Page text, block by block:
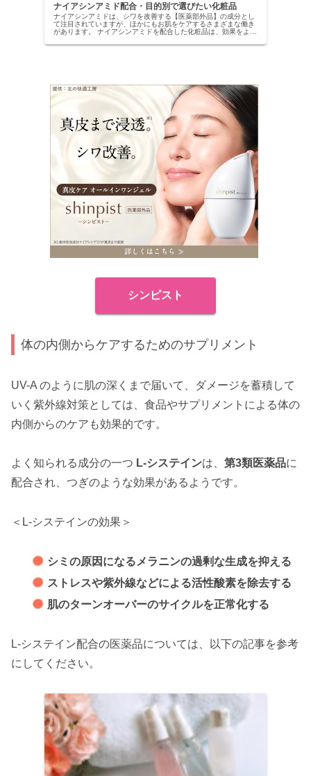
ナイアシンアミド配合・目的別で選びたい化粧品
ナイアシンアミドは、シワを改善する【医薬部外品】の成分とし
て注目されていますが、ほかにもお肌をケアするさまざまな働き
があります。 ナイアシンアミドを配合した化粧品は、効果をより
された...
シンピスト
体の内側からケアするためのサプリメント
UV-A のように肌の深くまで届いて、ダメージを蓄積して
いく紫外線対策としては、食品やサプリメントによる体の
内側からのケアも効果的です。
よく知られる成分の一つ L-システインは、 第3類医薬品に
配合され、つぎのような効果があるようです。
＜L-システインの効果＞
シミの原因になるメラニンの過剰な生成を抑える
ストレスや紫外線などによる活性酸素を除去する
肌のターンオーバーのサイクルを正常化する
L-システイン配合の医薬品については、以下の記事を参考
にしてください。